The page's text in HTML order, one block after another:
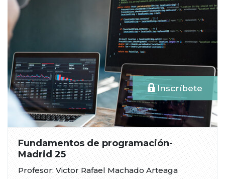
Inscríbete
Fundamentos de programación-
Madrid 25
Profesor: Victor Rafael Machado Arteaga